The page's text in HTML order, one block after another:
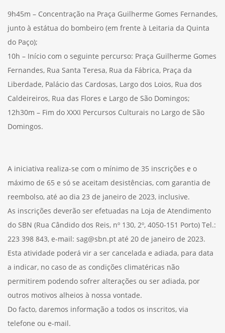
9h45m – Concentração na Praça Guilherme Gomes Fernandes,
junto à estátua do bombeiro (em frente à Leitaria da Quinta
do Paço);
10h – Início com o seguinte percurso: Praça Guilherme Gomes
Fernandes, Rua Santa Teresa, Rua da Fábrica, Praça da
Liberdade, Palácio das Cardosas, Largo dos Loios, Rua dos
Caldeireiros, Rua das Flores e Largo de São Domingos;
12h30m – Fim do XXXI Percursos Culturais no Largo de São
Domingos.
A iniciativa realiza-se com o mínimo de 35 inscrições e o
máximo de 65 e só se aceitam desistências, com garantia de
reembolso, até ao dia 23 de janeiro de 2023, inclusive.
As inscrições deverão ser efetuadas na Loja de Atendimento
do SBN (Rua Cândido dos Reis, nº 130, 2º, 4050-151 Porto) Tel.:
223 398 843, e-mail: sag@sbn.pt até 20 de janeiro de 2023.
Esta atividade poderá vir a ser cancelada e adiada, para data
a indicar, no caso de as condições climatéricas não
permitirem podendo sofrer alterações ou ser adiada, por
outros motivos alheios à nossa vontade.
Do facto, daremos informação a todos os inscritos, via
telefone ou e-mail.